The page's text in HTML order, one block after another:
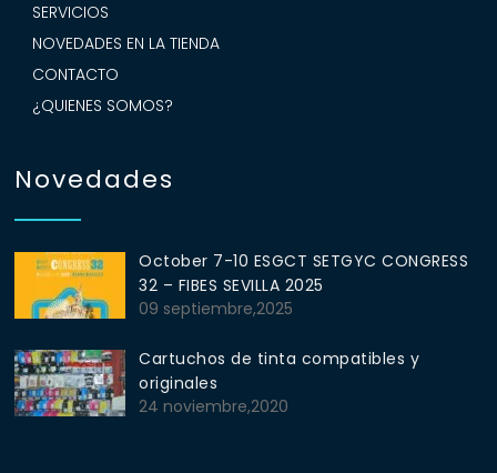
SERVICIOS
NOVEDADES EN LA TIENDA
CONTACTO
¿QUIENES SOMOS?
Novedades
October 7-10 ESGCT SETGYC CONGRESS
32 – FIBES SEVILLA 2025
09 septiembre,2025
Cartuchos de tinta compatibles y
originales
24 noviembre,2020